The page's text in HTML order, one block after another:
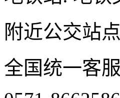
附近公交站
全国统一客服